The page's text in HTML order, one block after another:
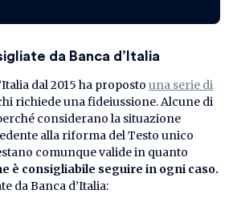
da Banca d’Italia
dal 2015 ha proposto una serie di
richiede una fideiussione. Alcune di
considerano la situazione
alla riforma del Testo unico
comunque valide in quanto
è consigliabile seguire in ogni caso.
da Banca d’Italia: